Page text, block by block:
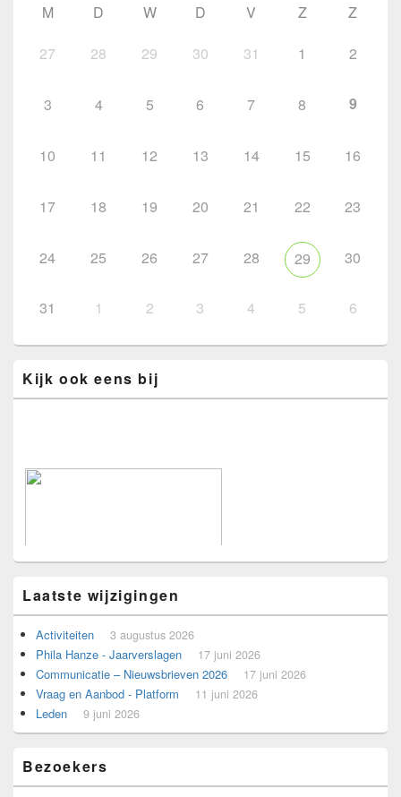
M D W D V Z Z
27 28 29 30 31 1 2
3 4 5 6 7 8 9
10 11 12 13 14 15 16
17 18 19 20 21 22 23
24 25 26 27 28 29 30
31 1 2 3 4 5 6
Kijk ook eens bij
Voorbeeld voor adverteerders.
Laatste wijzigingen
Activiteiten 3 augustus 2026
Phila Hanze - Jaarverslagen 17 juni 2026
Communicatie – Nieuwsbrieven 2026 17 juni 2026
Vraag en Aanbod - Platform 11 juni 2026
Leden 9 juni 2026
Bezoekers